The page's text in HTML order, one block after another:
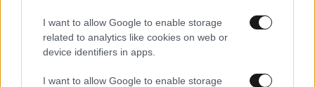
I want to allow Google to enable storage
related to analytics like cookies on web or
device identifiers in apps.
I want to allow Google to enable storage